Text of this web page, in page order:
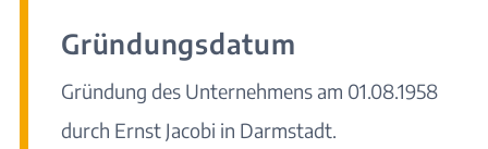
Gründungsdatum
Gründung des Unternehmens am 01.08.1958
durch Ernst Jacobi in Darmstadt.